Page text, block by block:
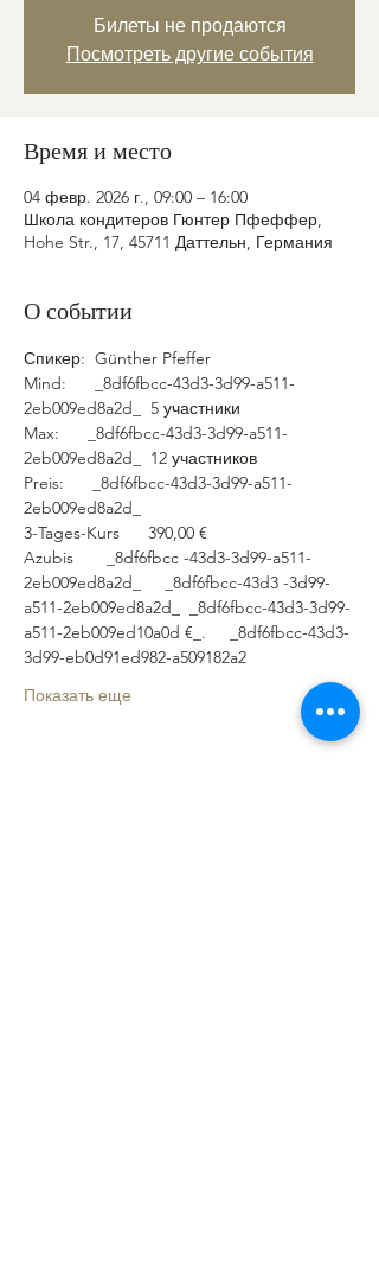
Билеты не продаются
Посмотреть другие события
Время и место
04 февр. 2026 г., 09:00 – 16:00
Школа кондитеров Гюнтер Пфеффер,
Hohe Str., 17, 45711 Даттельн, Германия
О событии
Спикер:  Günther Pfeffer
Mind:      _8df6fbcc-43d3-3d99-a511-
2eb009ed8a2d_  5 участники
Max:      _8df6fbcc-43d3-3d99-a511-
2eb009ed8a2d_  12 участников
Preis:      _8df6fbcc-43d3-3d99-a511-
2eb009ed8a2d_
3-Tages-Kurs      390,00 €
Azubis       _8df6fbcc -43d3-3d99-a511-
2eb009ed8a2d_     _8df6fbcc-43d3 -3d99-
a511-2eb009ed8a2d_  _8df6fbcc-43d3-3d99-
a511-2eb009ed10a0d €_.     _8df6fbcc-43d3-
3d99-eb0d91ed982-a509182a2
Показать еще